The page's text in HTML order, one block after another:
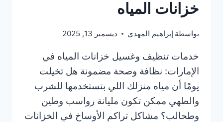
خزانات المياه
بواسطة إبراهيم المهدي ديسمبر 13, 2025
خدمات تنظيف وغسيل خزانات المياه في
الإمارات: نظافة وصحة مضمونة هل تخيلت
يومًا أن مياه منزلك اللي بتستخدمها للشرب
والطهي ممكن تكون مليانة رواسب وطين
وطحالب؟ مشاكل تراكم الأوساخ في الخزانات